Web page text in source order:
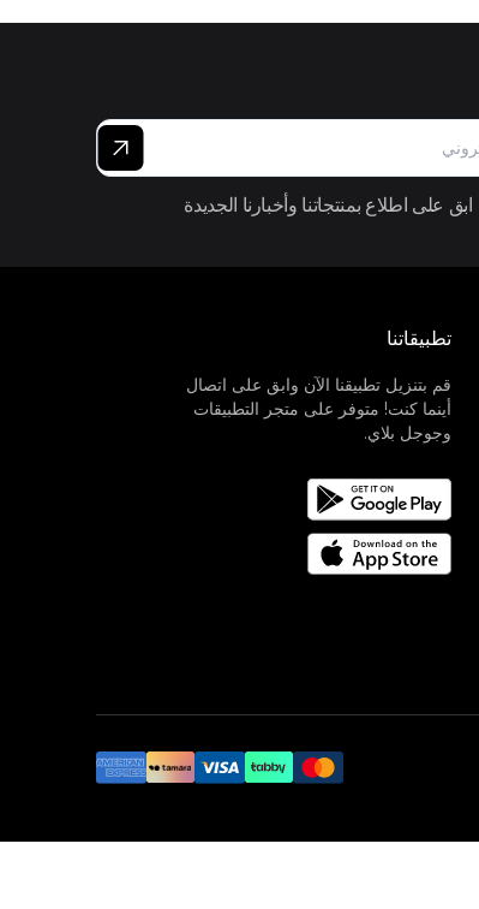
ابق على اطلاع بمنتجاتنا وأخبارنا الجديدة
تطبيقاتنا
قم بتنزيل تطبيقنا الآن وابق على اتصال
أينما كنت! متوفر على متجر التطبيقات
وجوجل بلاي.